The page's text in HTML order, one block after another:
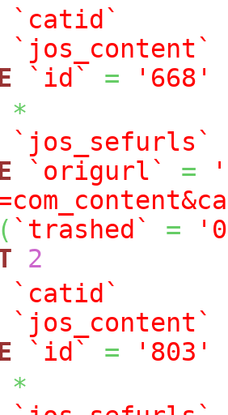
`catid`
`jos_content`
`id` =
'668'
*
`jos_sefurls`
`origurl` =
( `trashed` =
2
`catid`
`jos_content`
`id` =
'803'
*